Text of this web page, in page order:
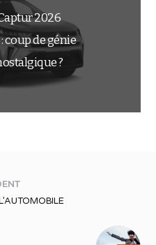
2026
coup de génie
?